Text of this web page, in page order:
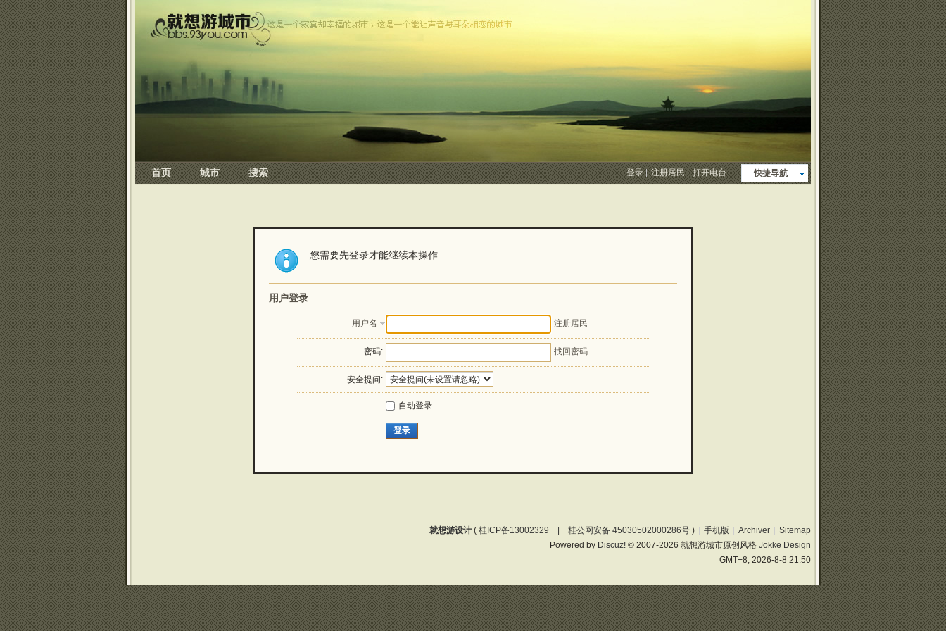
快捷导航
首页 城市 搜索 登录 | 注册居民 | 打开电台
您需要先登录才能继续本操作
用户登录
用户名 注册居民
密码: 找回密码
安全提问:
自动登录
登录
就想游设计 ( 桂ICP备13002329 | 桂公网安备 45030502000286号 ) 手机版 Archiver
Sitemap
Powered by Discuz! © 2007-2026 就想游城市原创风格 Jokke Design
GMT+8, 2026-8-8 21:50